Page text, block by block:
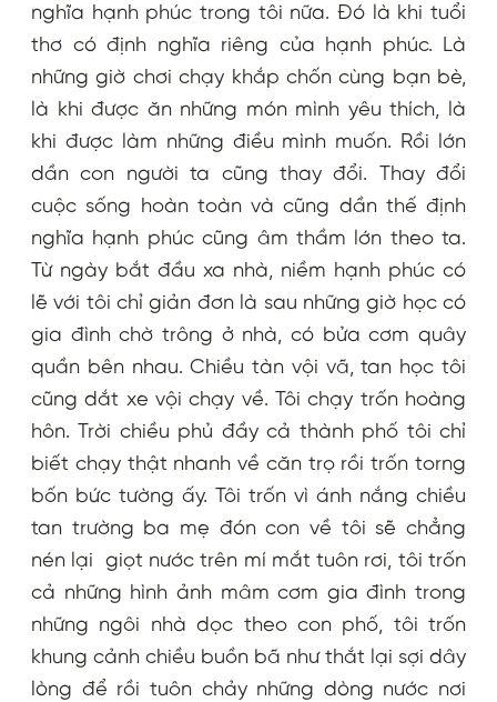
nghĩa hạnh phúc trong tôi nữa. Đó là khi tuổi
thơ có định nghĩa riêng của hạnh phúc. Là
những giờ chơi chạy khắp chốn cùng bạn bè,
là khi được ăn những món mình yêu thích, là
khi được làm những điều mình muốn. Rồi lớn
dần con người ta cũng thay đổi. Thay đổi
cuộc sống hoàn toàn và cũng dần thế định
nghĩa hạnh phúc cũng âm thầm lớn theo ta.
Từ ngày bắt đầu xa nhà, niềm hạnh phúc có
lẽ với tôi chỉ giản đơn là sau những giờ học có
gia đình chờ trông ở nhà, có bửa cơm quây
quần bên nhau. Chiều tàn vội vã, tan học tôi
cũng dắt xe vội chạy về. Tôi chạy trốn hoàng
hôn. Trời chiều phủ đầy cả thành phố tôi chỉ
biết chạy thật nhanh về căn trọ rồi trốn torng
bốn bức tường ấy. Tôi trốn vì ánh nắng chiều
tan trường ba mẹ đón con về tôi sẽ chẳng
nén lại giọt nước trên mí mắt tuôn rơi, tôi trốn
cả những hình ảnh mâm cơm gia đình trong
những ngôi nhà dọc theo con phố, tôi trốn
khung cảnh chiều buồn bã như thắt lại sợi dây
lòng để rồi tuôn chảy những dòng nước nơi